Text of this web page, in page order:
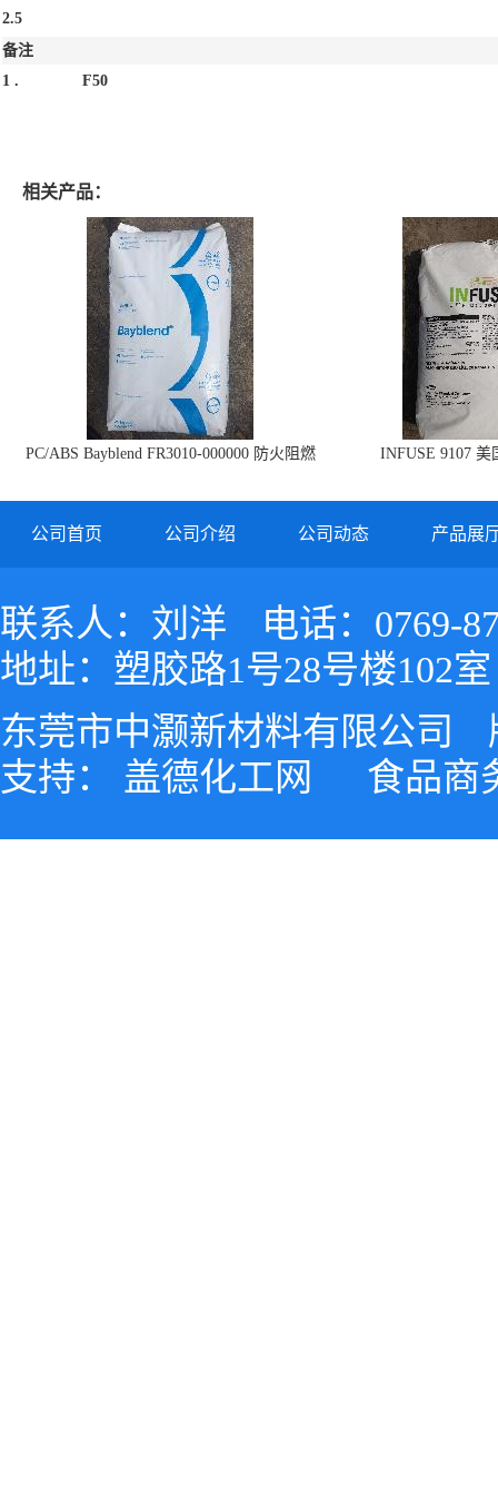
2.5
备注
1 .
F50
相关产品：
PC/ABS Bayblend FR3010-000000 防火阻燃
INFUSE 9107 美
公司首页 公司介绍 公司动态 产品展
联系人：刘洋
电话：0769-
地址：塑胶路1号28号楼102室
东莞市中灏新材料有限公司
支持： 盖德化工网 食品商